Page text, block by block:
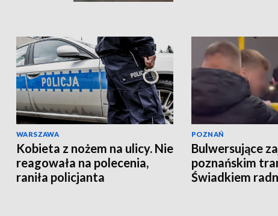
WARSZAWA
Kobieta z nożem na ulicy. Nie
reagowała na polecenia,
raniła policjanta
POZNAŃ
Bulwersujące
poznańskim
Świadkiem